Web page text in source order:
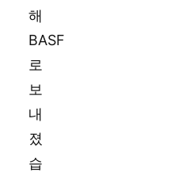
해
BASF
로
보
내
졌
습